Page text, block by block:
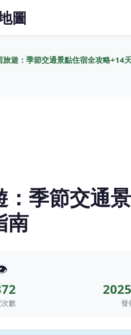
圖
旅遊：季節交通景點住宿全攻略+14
：季節交通
南
數 發